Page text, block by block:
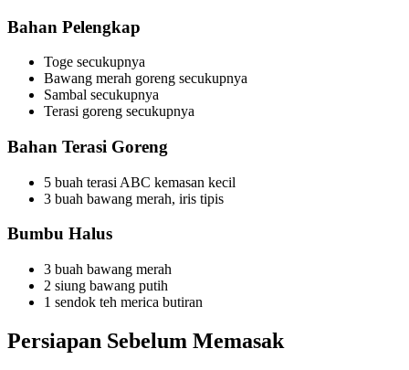
Bahan Pelengkap
Toge secukupnya
Bawang merah goreng secukupnya
Sambal secukupnya
Terasi goreng secukupnya
Bahan Terasi Goreng
5 buah terasi ABC kemasan kecil
3 buah bawang merah, iris tipis
Bumbu Halus
3 buah bawang merah
2 siung bawang putih
1 sendok teh merica butiran
Persiapan Sebelum Memasak